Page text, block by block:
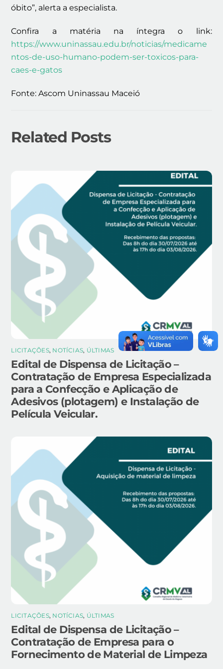
óbito”, alerta a especialista.
Confira a matéria na íntegra o link:
https://www.uninassau.edu.br/noticias/medicame
ntos-de-uso-humano-podem-ser-toxicos-para-
caes-e-gatos
Fonte: Ascom Uninassau Maceió
Related Posts
LICITAÇÕES, NOTÍCIAS, ÚLTIMAS
Edital de Dispensa de Licitação –
Contratação de Empresa Especializada
para a Confecção e Aplicação de
Adesivos (plotagem) e Instalação de
Película Veicular.
LICITAÇÕES, NOTÍCIAS, ÚLTIMAS
Edital de Dispensa de Licitação –
Contratação de Empresa para o
Fornecimento de Material de Limpeza